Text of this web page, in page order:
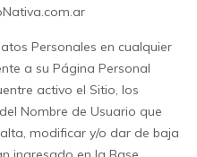
Personales en cualquier
a su Página Personal
activo el Sitio, los
Nombre de Usuario que
modificar y/o dar de baja